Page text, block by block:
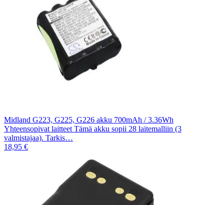
Midland G223, G225, G226 akku 700mAh / 3.36Wh
Yhteensopivat laitteet Tämä akku sopii 28 laitemalliin (3
valmistajaa). Tarkis…
18,95 €